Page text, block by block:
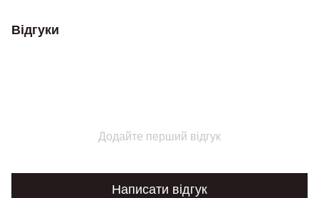
Відгуки
Додайте перший відгук
Написати відгук